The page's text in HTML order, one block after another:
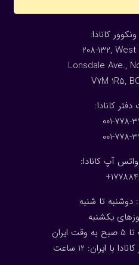
کانادا
208-132,
Lonsdale Ave.,
V7M 1R5,
کانادا
001-778-
001-778-
آپ کانادا:
تا شنبه
یکشنبه
با ایران: 1 2 ساعت